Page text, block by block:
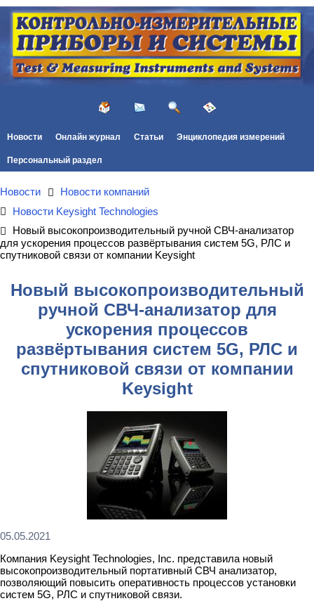
Новости Онлайн журнал Статьи Энциклопедия измерений
Персональный раздел
Новости
Новости компаний
Новости Keysight Technologies
Новый высокопроизводительный ручной СВЧ-анализатор
для ускорения процессов развёртывания систем 5G, РЛС и
спутниковой связи от компании Keysight
Новый высокопроизводительный
ручной СВЧ-анализатор для
ускорения процессов
развёртывания систем 5G, РЛС и
спутниковой связи от компании
Keysight
05.05.2021
Компания Keysight Technologies, Inc. представила новый
высокопроизводительный портативный СВЧ анализатор,
позволяющий повысить оперативность процессов установки
систем 5G, РЛС и спутниковой связи.